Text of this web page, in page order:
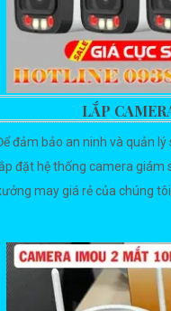
LẮP
đảm bảo an ninh và quản
đặt hệ thống camera giám
may giá rẻ của chúng